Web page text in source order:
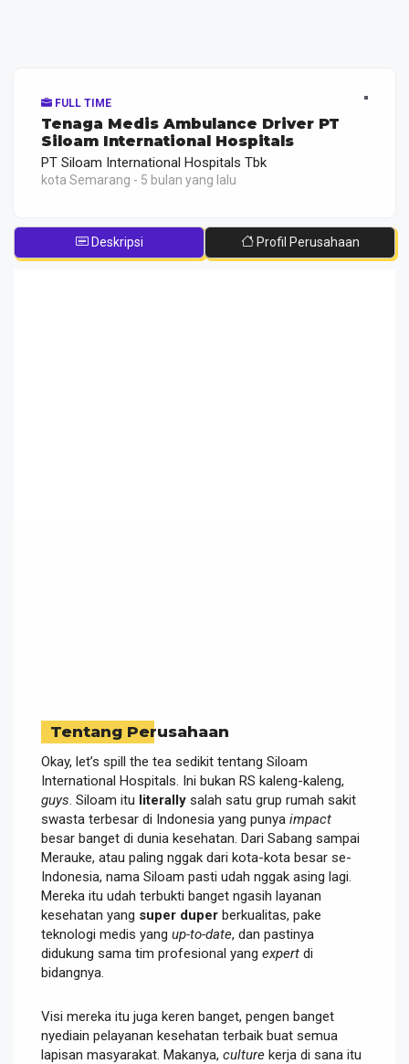
FULL TIME
Tenaga Medis Ambulance Driver PT
Siloam International Hospitals
PT Siloam International Hospitals Tbk
kota Semarang - 5 bulan yang lalu
Deskripsi Profil Perusahaan
Tentang Perusahaan
Okay, let’s spill the tea sedikit tentang Siloam
International Hospitals. Ini bukan RS kaleng-kaleng,
guys . Siloam itu literally salah satu grup rumah sakit
swasta terbesar di Indonesia yang punya impact
besar banget di dunia kesehatan. Dari Sabang sampai
Merauke, atau paling nggak dari kota-kota besar se-
Indonesia, nama Siloam pasti udah nggak asing lagi.
Mereka itu udah terbukti banget ngasih layanan
kesehatan yang super duper berkualitas, pake
teknologi medis yang up-to-date, dan pastinya
didukung sama tim profesional yang expert di
bidangnya.
Visi mereka itu juga keren banget, pengen banget
nyediain pelayanan kesehatan terbaik buat semua
lapisan masyarakat. Makanya, culture kerja di sana itu